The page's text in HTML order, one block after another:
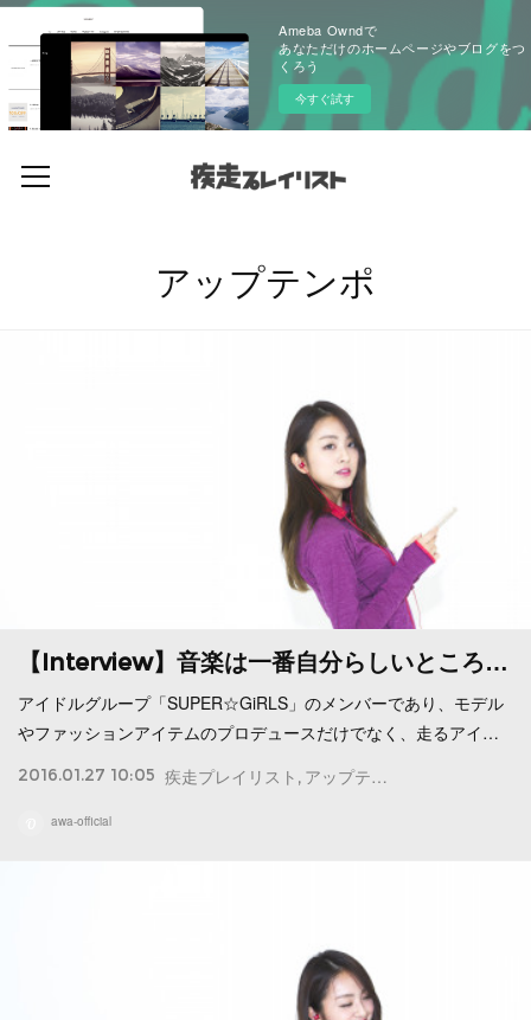
Ameba Owndで
あなただけのホームページやブログをつ
くろう
今すぐ試す
アップテンポ
【Interview】音楽は一番自分らしいところ…
アイドルグループ「SUPER☆GiRLS」のメンバーであり、モデル
やファッションアイテムのプロデュースだけでなく、走るアイ…
2016.01.27 10:05 疾走プレイリスト アップテンポ
awa-official